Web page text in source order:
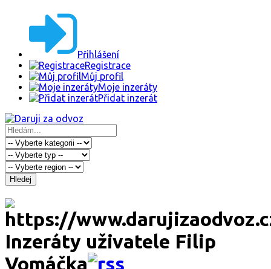
Přihlášení
Registrace
Můj profil
Moje inzeráty
Přidat inzerát
Hledej
Inzeráty uživatele Filip
Vomáčka